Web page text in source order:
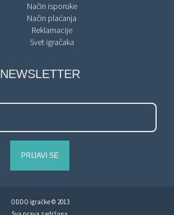
Način isporuke
Način plaćanja
Reklamacije
Svet igračaka
NEWSLETTER
PRIJAVI SE
ODDO igračke © 2013